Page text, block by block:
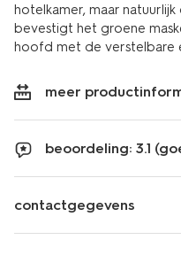
hotelkamer, maar
bevestigt het groene
hoofd met de verstelbare
meer
beoordeling: 3.1
contactgegevens